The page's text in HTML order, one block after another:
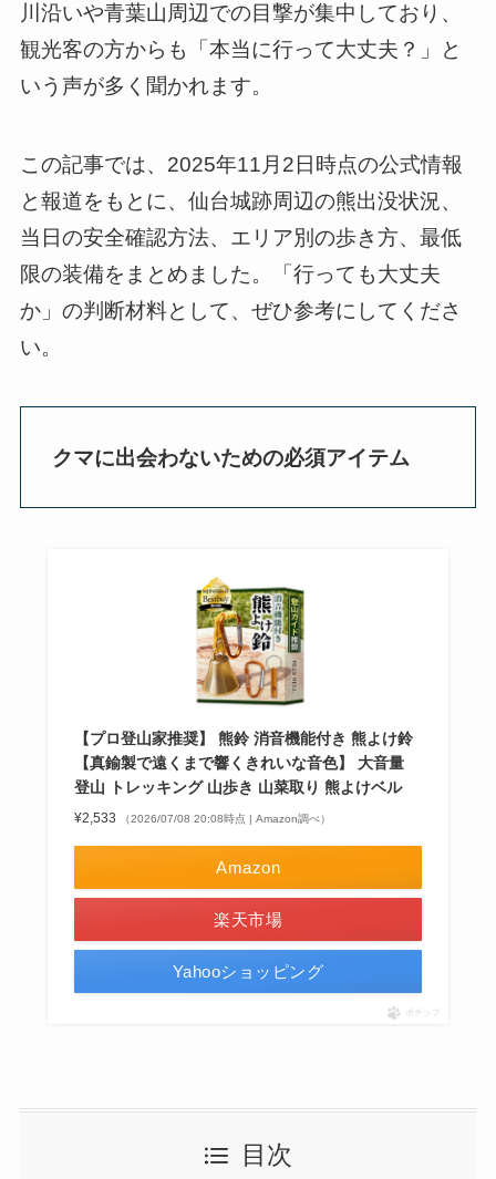
川沿いや青葉山周辺での目撃が集中しており、
観光客の方からも「本当に行って大丈夫？」と
いう声が多く聞かれます。
この記事では、2025年11月2日時点の公式情報
と報道をもとに、仙台城跡周辺の熊出没状況、
当日の安全確認方法、エリア別の歩き方、最低
限の装備をまとめました。「行っても大丈夫
か」の判断材料として、ぜひ参考にしてくださ
い。
クマに出会わないための必須アイテム
【プロ登山家推奨】 熊鈴 消音機能付き 熊よけ鈴
【真鍮製で遠くまで響くきれいな音色】 大音量
登山 トレッキング 山歩き 山菜取り 熊よけベル
¥2,533 （2026/07/08 20:08時点 | Amazon調べ）
Amazon
楽天市場
Yahooショッピング
ポチップ
目次